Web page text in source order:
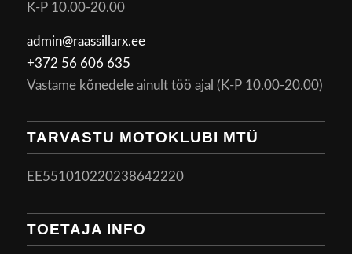
K-P 10.00-20.00
admin@raassillarx.ee
+372 56 606 635
Vastame kõnedele ainult töö ajal (K-P 10.00-20.00)
TARVASTU MOTOKLUBI MTÜ
EE551010220238642220
TOETAJA INFO